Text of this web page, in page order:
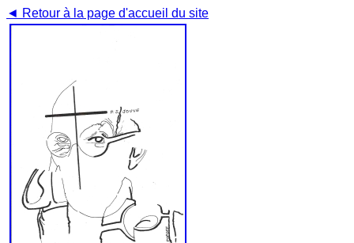
◄ Retour à la page d'accueil du site